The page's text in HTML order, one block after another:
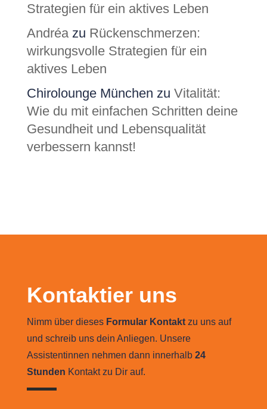
Strategien für ein aktives Leben
Andréazu Rückenschmerzen:
wirkungsvolle Strategien für ein
aktives Leben
Chirolounge München zu Vitalität:
Wie du mit einfachen Schritten deine
Gesundheit und Lebensqualität
verbessern kannst!
Kontaktier uns
Nimm über dieses Formular Kontaktzu uns auf
und schreib uns dein Anliegen. Unsere
Assistentinnen nehmen dann innerhalb 24
Stunden Kontakt zu Dir auf.